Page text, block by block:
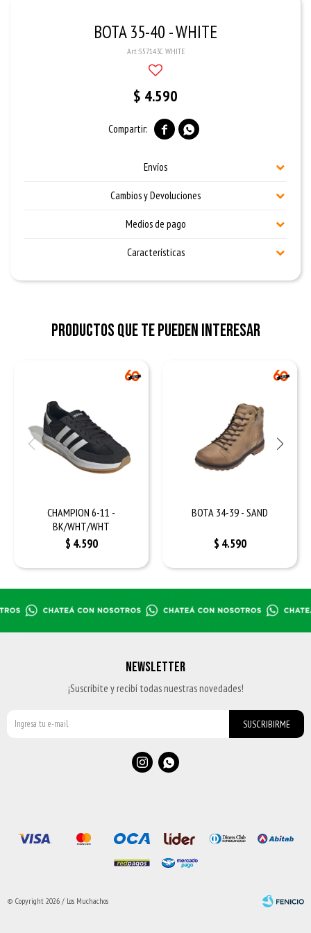
BOTA 35-40 - WHITE
557143C WHITE
$ 4.590
 
Envíos
Cambios y Devoluciones
Medios de pago
Características
Productos que te pueden interesar
CHAMPION 6-11 -
BK/WHT/WHT
$ 4.590
BOTA 34-39 - SAND
$ 4.590
NEWSLETTER
¡Suscribite y recibí todas nuestras novedades!
SUSCRIBIRME
 
© Copyright 2026 / Los Muchachos